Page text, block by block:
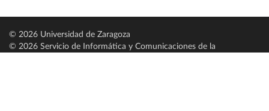
© 2026 Universidad de Zaragoza
© 2026 Servicio de Informática y Comunicaciones de la